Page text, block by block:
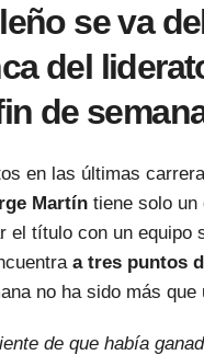
se va
del
de
en las últimas
Martín tiene solo un
el título con un
a tres puntos
no ha sido más
de que había